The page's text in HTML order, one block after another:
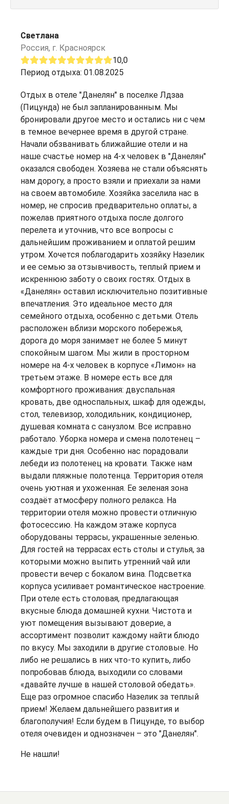
Светлана
Россия, г. Красноярск
10,0
Период отдыха: 01.08.2025
Отдых в отеле "Данелян" в поселке Лдзаа
(Пицунда) не был запланированным. Мы
бронировали другое место и остались ни с чем
в темное вечернее время в другой стране.
Начали обзванивать ближайшие отели и на
наше счастье номер на 4-х человек в "Данелян"
оказался свободен. Хозяева не стали объяснять
нам дорогу, а просто взяли и приехали за нами
на своем автомобиле. Хозяйка заселила нас в
номер, не спросив предварительно оплаты, а
пожелав приятного отдыха после долгого
перелета и уточнив, что все вопросы с
дальнейшим проживанием и оплатой решим
утром. Хочется поблагодарить хозяйку Назелик
и ее семью за отзывчивость, теплый прием и
искреннюю заботу о своих гостях. Отдых в
«Данелян» оставил исключительно позитивные
впечатления. Это идеальное место для
семейного отдыха, особенно с детьми. Отель
расположен вблизи морского побережья,
дорога до моря занимает не более 5 минут
спокойным шагом. Мы жили в просторном
номере на 4-х человек в корпусе «Лимон» на
третьем этаже. В номере есть все для
комфортного проживания: двуспальная
кровать, две односпальных, шкаф для одежды,
стол, телевизор, холодильник, кондиционер,
душевая комната с санузлом. Все исправно
работало. Уборка номера и смена полотенец –
каждые три дня. Особенно нас порадовали
лебеди из полотенец на кровати. Также нам
выдали пляжные полотенца. Территория отеля
очень уютная и ухоженная. Ее зеленая зона
создаёт атмосферу полного релакса. На
территории отеля можно провести отличную
фотосессию. На каждом этаже корпуса
оборудованы террасы, украшенные зеленью.
Для гостей на террасах есть столы и стулья, за
которыми можно выпить утренний чай или
провести вечер с бокалом вина. Подсветка
корпуса усиливает романтическое настроение.
При отеле есть столовая, предлагающая
вкусные блюда домашней кухни. Чистота и
уют помещения вызывают доверие, а
ассортимент позволит каждому найти блюдо
по вкусу. Мы заходили в другие столовые. Но
либо не решались в них что-то купить, либо
попробовав блюда, выходили со словами
«давайте лучше в нашей столовой обедать».
Еще раз огромное спасибо Назелик за теплый
прием! Желаем дальнейшего развития и
благополучия! Если будем в Пицунде, то выбор
отеля очевиден и однозначен – это "Данелян".
Не нашли!